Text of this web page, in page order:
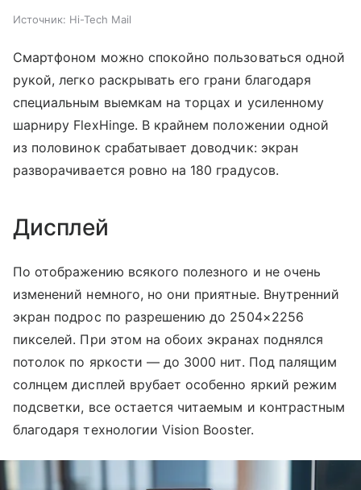
Источник: Hi-Tech Mail
Смартфоном можно спокойно пользоваться одной
рукой, легко раскрывать его грани благодаря
специальным выемкам на торцах и усиленному
шарниру FlexHinge. В крайнем положении одной
из половинок срабатывает доводчик: экран
разворачивается ровно на 180 градусов.
Дисплей
По отображению всякого полезного и не очень
изменений немного, но они приятные. Внутренний
экран подрос по разрешению до 2504×2256
пикселей. При этом на обоих экранах поднялся
потолок по яркости — до 3000 нит. Под палящим
солнцем дисплей врубает особенно яркий режим
подсветки, все остается читаемым и контрастным
благодаря технологии Vision Booster.